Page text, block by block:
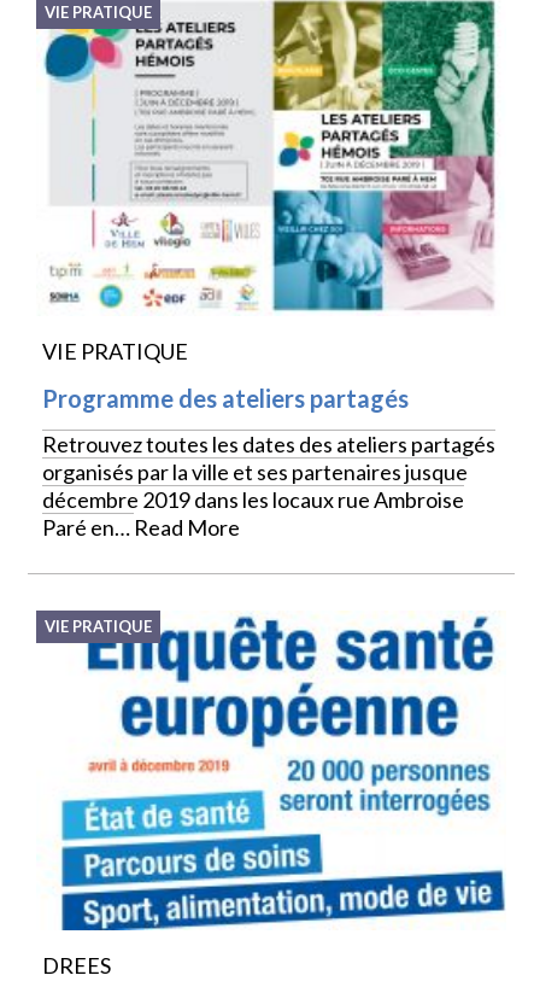
VIE PRATIQUE
VIE PRATIQUE
Programme des ateliers partagés
Retrouvez toutes les dates des ateliers partagés
organisés par la ville et ses partenaires jusque
décembre 2019 dans les locaux rue Ambroise
Paré en… Read More
VIE PRATIQUE
DREES